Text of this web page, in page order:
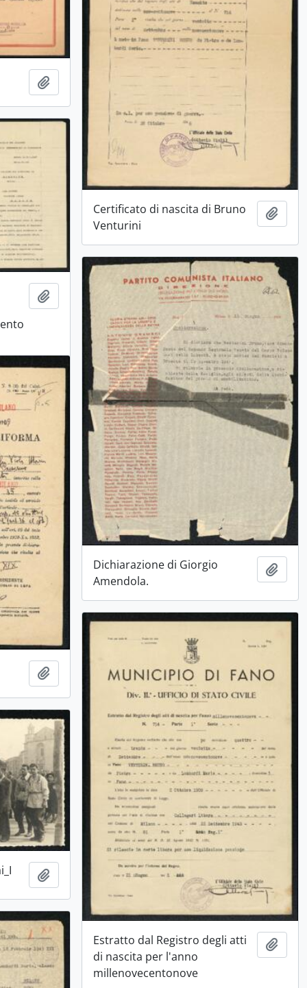
Certificato di nascita di Bruno
Venturini
Aggiungi all'area di lavoro
Aggiungi all'area di lavoro
Dichiarazione di Giorgio
Amendola.
Aggiungi all'area di lavoro
Estratto dal Registro degli atti
di nascita per l'anno
millenovecentonove
Aggiungi all'area di lavoro